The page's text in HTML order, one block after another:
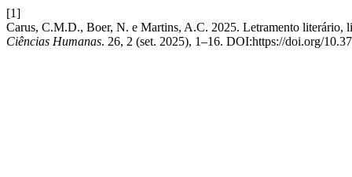
[1]
Carus, C.M.D., Boer, N. e Martins, A.C. 2025. Letramento literário,
Ciências Humanas. 26, 2 (set. 2025), 1–16. DOI:https://doi.org/